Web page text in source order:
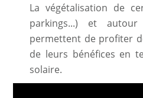
La végétalisation de
parkings...) et
permettent de profiter
de leurs bénéfices en
solaire.